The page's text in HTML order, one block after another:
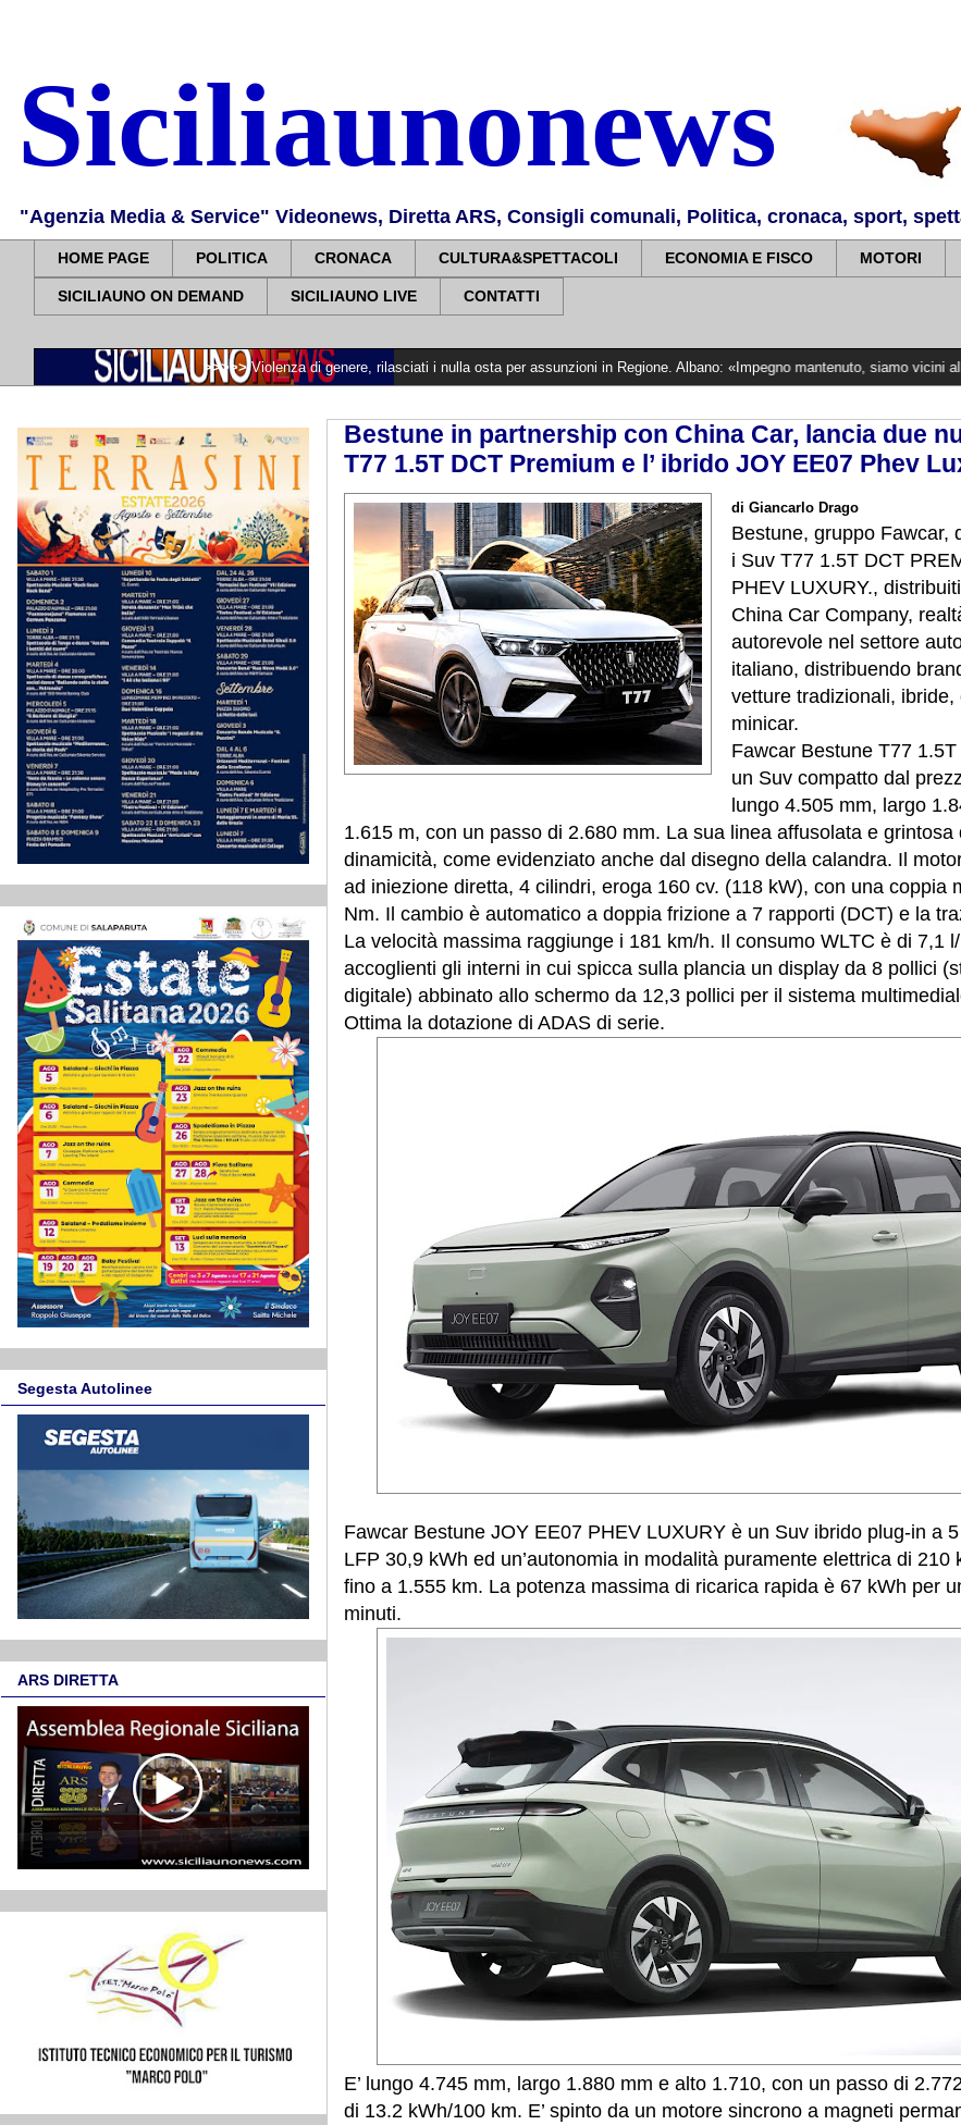
Siciliaunonews
"Agenzia Media & Service" Videonews, Diretta ARS, Consigli comunali, Politica, cronaca, sport,
HOME PAGE POLITICA CRONACA CULTURA&SPETTACOLI ECONOMIA E FISCO MOTORI
SICILIAUNO ON DEMAND SICILIAUNO LIVE CONTATTI
>>>>> Violenza di genere, rilasciati i nulla osta per assunzioni in Regione. Albano: «Impegno mantenuto, siamo vicini alle vittime»
Bestune in partnership con China Car, lancia due
T77 1.5T DCT Premium e l’ ibrido JOY EE07 Phev
di Giancarlo Drago
Bestune, gruppo Fawcar,
i Suv T77 1.5T DCT
PHEV LUXURY.,
China Car Company,
autorevole nel settore
italiano, distribuendo
vetture tradizionali, ibride,
minicar.
Fawcar Bestune T77
un Suv compatto dal
lungo 4.505 mm, largo
1.615 m, con un passo di 2.680 mm. La sua linea affusolata e
dinamicità, come evidenziato anche dal disegno della calandra. Il
ad iniezione diretta, 4 cilindri, eroga 160 cv. (118 kW), con una coppia
Nm. Il cambio è automatico a doppia frizione a 7 rapporti (DCT) e la
La velocità massima raggiunge i 181 km/h. Il consumo WLTC è di 7,1
accoglienti gli interni in cui spicca sulla plancia un display da 8 pollici
digitale) abbinato allo schermo da 12,3 pollici per il sistema
Ottima la dotazione di ADAS di serie.
Fawcar Bestune JOY EE07 PHEV LUXURY è un Suv ibrido plug-in a
LFP 30,9 kWh ed un’autonomia in modalità puramente elettrica di 210
fino a 1.555 km. La potenza massima di ricarica rapida è 67 kWh per
minuti.
E’ lungo 4.745 mm, largo 1.880 mm e alto 1.710, con un passo di
di 13.2 kWh/100 km. E’ spinto da un motore sincrono a magneti
Segesta Autolinee
ARS DIRETTA